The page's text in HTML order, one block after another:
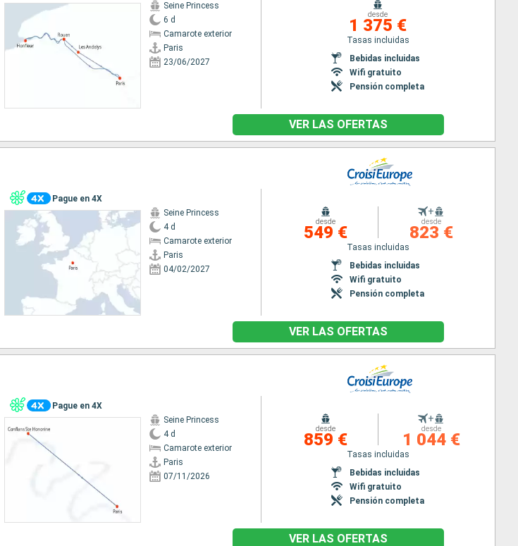
Seine Princess
6 d
Camarote exterior
Paris
23/06/2027
desde
1 375 €
Tasas incluidas
Bebidas incluidas
Wifi gratuito
Pensión completa
VER LAS OFERTAS
Pague en 4X
Seine Princess
4 d
Camarote exterior
Paris
04/02/2027
desde
549 €
+
desde
823 €
Tasas incluidas
Bebidas incluidas
Wifi gratuito
Pensión completa
VER LAS OFERTAS
Pague en 4X
Seine Princess
4 d
Camarote exterior
Paris
07/11/2026
desde
859 €
+
desde
1 044 €
Tasas incluidas
Bebidas incluidas
Wifi gratuito
Pensión completa
VER LAS OFERTAS